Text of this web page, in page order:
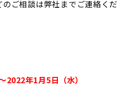
ご相談は弊社までご連絡くだ
年1月5日（水）